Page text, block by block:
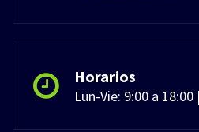
Horarios
Lun-Vie: 9:00 a